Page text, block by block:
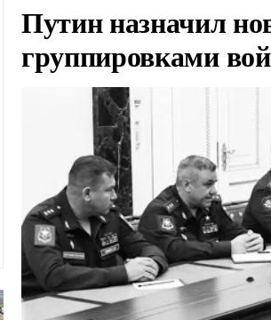
Путин назначил
группировками